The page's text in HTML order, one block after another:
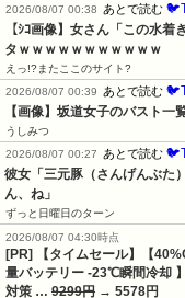
2026/08/07 00:38 あとで読む
【ｼｺ画像】女さん「この水
タｗｗｗｗｗｗｗｗｗｗｗ
えっ!?またここのサイト?
2026/08/07 00:39 あとで読む
【画像】坂道女子のバスト
うしみつ
2026/08/07 00:27 あとで読む
彼女「三元豚（さんげんぶた
ん、ね」
ずっと日曜日のターン
2026/08/07 04:30時点
[PR] 【タイムセール】【
量バッテリー -23℃瞬間冷却
対策 … 9299円 → 5578円